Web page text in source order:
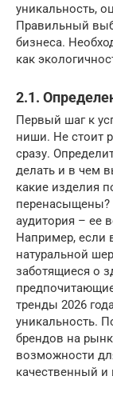
уникальность,
Правильный
бизнеса.
как
2.1.
Первый шаг к
ниши. Не стоит
сразу.
делать и в чем
какие изделия
перенасыщены?
аудитория – ее
Например, если
натуральной
заботящиеся о
тренды 2026
уникальность.
брендов на
возможности
качественный и